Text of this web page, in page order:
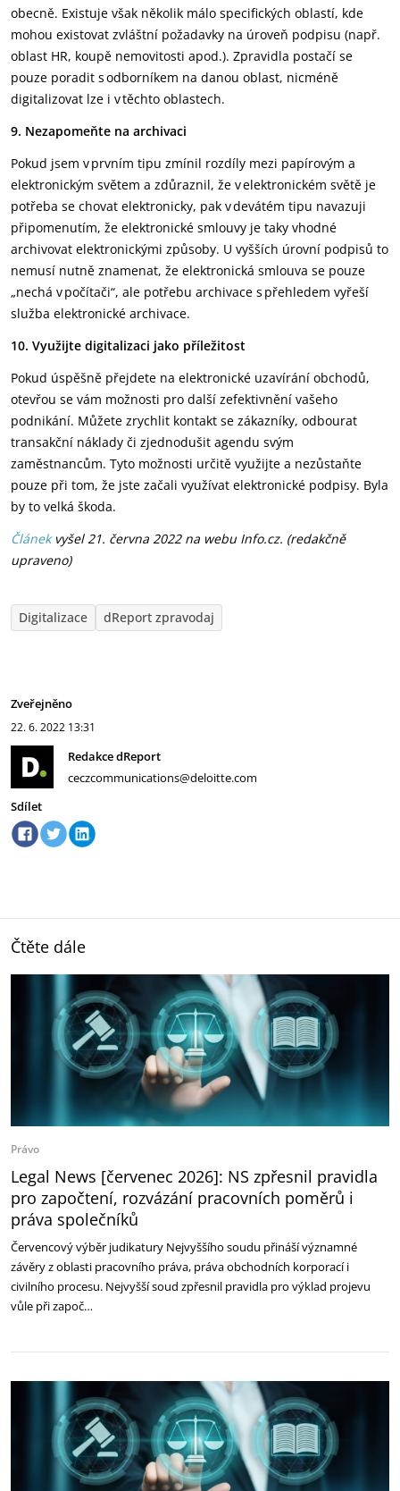
obecně. Existuje však několik málo specifických oblastí, kde
mohou existovat zvláštní požadavky na úroveň podpisu (např.
oblast HR, koupě nemovitosti apod.). Zpravidla postačí se
pouze poradit s odborníkem na danou oblast, nicméně
digitalizovat lze i v těchto oblastech.
9. Nezapomeňte na archivaci
Pokud jsem v prvním tipu zmínil rozdíly mezi papírovým a
elektronickým světem a zdůraznil, že v elektronickém světě je
potřeba se chovat elektronicky, pak v devátém tipu navazuji
připomenutím, že elektronické smlouvy je taky vhodné
archivovat elektronickými způsoby. U vyšších úrovní podpisů to
nemusí nutně znamenat, že elektronická smlouva se pouze
„nechá v počítači“, ale potřebu archivace s přehledem vyřeší
služba elektronické archivace.
10. Využijte digitalizaci jako příležitost
Pokud úspěšně přejdete na elektronické uzavírání obchodů,
otevřou se vám možnosti pro další zefektivnění vašeho
podnikání. Můžete zrychlit kontakt se zákazníky, odbourat
transakční náklady či zjednodušit agendu svým
zaměstnancům. Tyto možnosti určitě využijte a nezůstaňte
pouze při tom, že jste začali využívat elektronické podpisy. Byla
by to velká škoda.
Článekvyšel 21. června 2022 na webu Info.cz. (redakčně
upraveno)
Digitalizace dReport zpravodaj
Zveřejněno
22. 6. 2022 13:31
Redakce dReport
ceczcommunications@deloitte.com
Sdílet
Čtěte dále
Právo
Legal News [červenec 2026]: NS zpřesnil pravidla
pro započtení, rozvázání pracovních poměrů i
práva společníků
Červencový výběr judikatury Nejvyššího soudu přináší významné
závěry z oblasti pracovního práva, práva obchodních korporací i
civilního procesu. Nejvyšší soud zpřesnil pravidla pro výklad projevu
vůle při započ…